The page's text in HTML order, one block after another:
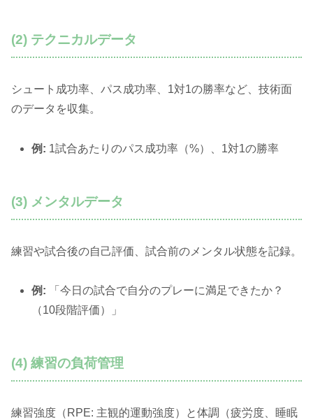
(2) テクニカルデータ
シュート成功率、パス成功率、1対1の勝率など、技術面
のデータを収集。
例: 1試合あたりのパス成功率（%）、1対1の勝率
(3) メンタルデータ
練習や試合後の自己評価、試合前のメンタル状態を記録。
例: 「今日の試合で自分のプレーに満足できたか？
（10段階評価）」
(4) 練習の負荷管理
練習強度（RPE: 主観的運動強度）と体調（疲労度、睡眠